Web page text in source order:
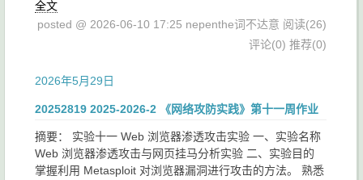
全文
posted @ 2026-06-10 17:25 nepenthe词不达意 阅读(26)
评论(0) 推荐(0)
2026年5月29日
20252819 2025-2026-2 《网络攻防实践》第十一周作业
摘要： 实验十一 Web 浏览器渗透攻击实验 一、实验名称
Web 浏览器渗透攻击与网页挂马分析实验 二、实验目的
掌握利用 Metasploit 对浏览器漏洞进行攻击的方法。 熟悉